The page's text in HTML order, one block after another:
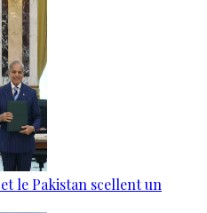
le Pakistan scellent un